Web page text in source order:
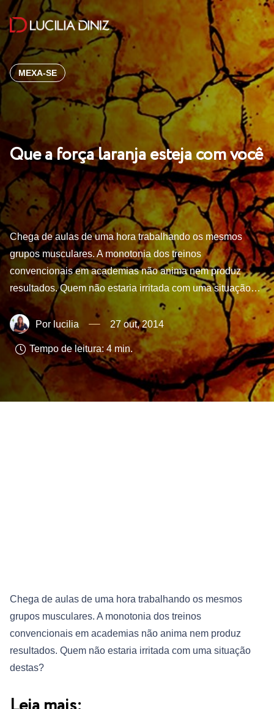
MEXA-SE
Que a força laranja esteja com você
Chega de aulas de uma hora trabalhando os mesmos
grupos musculares. A monotonia dos treinos
convencionais em academias não anima nem produz
resultados. Quem não estaria irritada com uma situação…
lucilia 27 out, 2014
Tempo de leitura: 4 min.
Chega de aulas de uma hora trabalhando os mesmos
grupos musculares. A monotonia dos treinos
convencionais em academias não anima nem produz
resultados. Quem não estaria irritada com uma situação
destas?